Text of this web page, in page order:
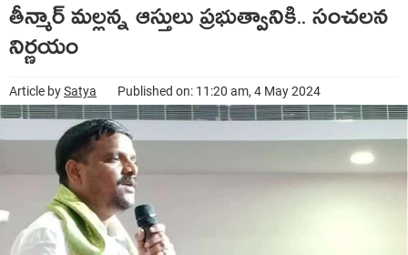
తీన్మార్ మ‌ల్ల‌న్న ఆస్తులు ప్ర‌భుత్వానికి.. సంచ‌ల‌న
నిర్ణ‌యం
Article bySatya Published on: 11:20 am, 4 May 2024